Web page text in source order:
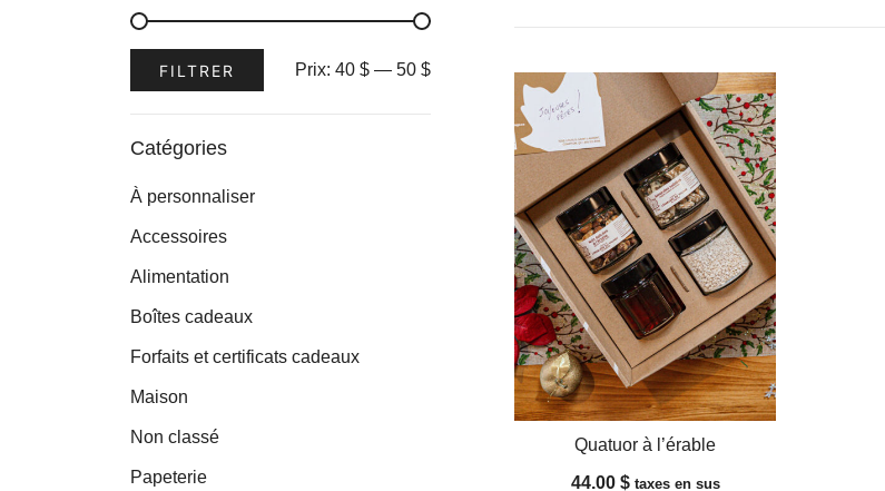
Quatuor à l’érable
44.00 $ taxes en sus
FILTRER Prix: 40 $ — 50 $
Catégories
À personnaliser
Accessoires
Alimentation
Boîtes cadeaux
Forfaits et certificats cadeaux
Maison
Non classé
Papeterie